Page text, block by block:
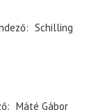
Schilling
Máté Gábor